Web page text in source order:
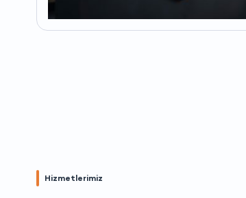
Hizmetlerimiz